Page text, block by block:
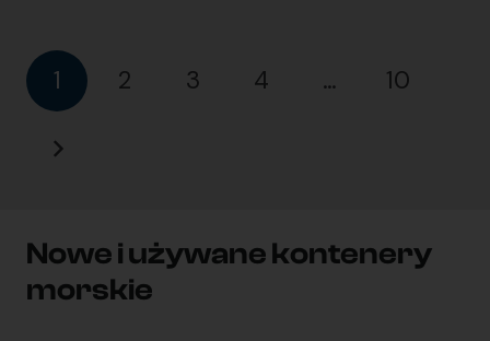
1 2 3 4 … 10
Nowe i używane kontenery
morskie